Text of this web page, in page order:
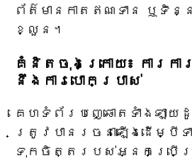
ព័ត៌មានកាតឥណទាន ឬទិន្
ខ្លួន។
គំនិតចុងក្រោយ៖ ការកា
នឹងការបោកប្រាស់
គេហទំព័របញ្ឆោតទាំងឡាយដូច
ត្រូវបានរចនាឡើងដើម្បីទ
ទុកចិត្តរបស់អ្នកប្រើប្រ